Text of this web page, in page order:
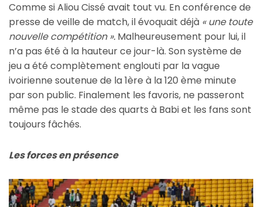
Comme si Aliou Cissé avait tout vu. En conférence de
presse de veille de match, il évoquait déjà « une toute
nouvelle compétition ». Malheureusement pour lui, il
n’a pas été à la hauteur ce jour-là. Son système de
jeu a été complètement englouti par la vague
ivoirienne soutenue de la 1ère à la 120 ème minute
par son public. Finalement les favoris, ne passeront
même pas le stade des quarts à Babi et les fans sont
toujours fâchés.
Les forces en présence